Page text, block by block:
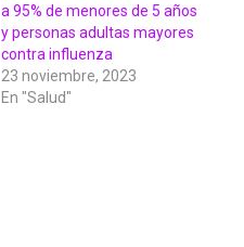
a 95% de menores de 5 años
y personas adultas mayores
contra influenza
23 noviembre, 2023
En "Salud"